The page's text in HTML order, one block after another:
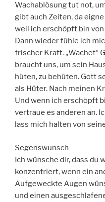
Wachablösung tut not,
gibt auch Zeiten, da
weil ich erschöpft bin
Dann wieder fühle ich
frischer Kraft. „Wachet“
braucht uns, um sein
hüten, zu behüten. Gott
als Hüter. Nach meinen
Und wenn ich erschöpft
vertraue es anderen an.
lass mich halten von
Segenswunsch
Ich wünsche dir, dass du
konzentriert, wenn ein
Aufgeweckte Augen
und einen